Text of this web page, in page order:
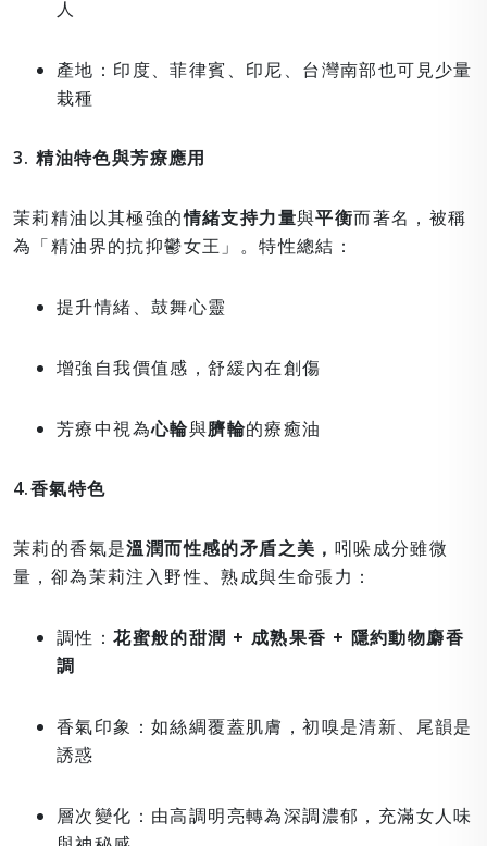
人
產地：印度、菲律賓、印尼、台灣南部也可見少量
栽種
3. 精油特色與芳療應用
茉莉精油以其極強的情緒支持力量與平衡而著名，被稱
為「精油界的抗抑鬱女王」。特性總結：
提升情緒、鼓舞心靈
增強自我價值感，舒緩內在創傷
芳療中視為心輪與臍輪的療癒油
4.香氣特色
茉莉的香氣是溫潤而性感的矛盾之美， 吲哚成分雖微
量，卻為茉莉注入野性、熟成與生命張力：
調性：花蜜般的甜潤 + 成熟果香 + 隱約動物麝香
調
香氣印象：如絲綢覆蓋肌膚，初嗅是清新、尾韻是
誘惑
層次變化：由高調明亮轉為深調濃郁，充滿女人味